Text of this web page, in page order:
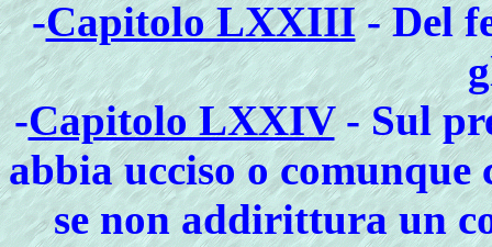
-Capitolo LXXIII- Del
-Capitolo LXXIV- Sul
abbia ucciso o
se non addirittura un